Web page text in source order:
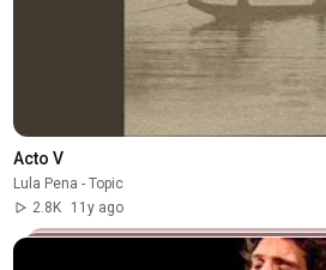
Acto V
Lula Pena - Topic
2.8K
11y ago